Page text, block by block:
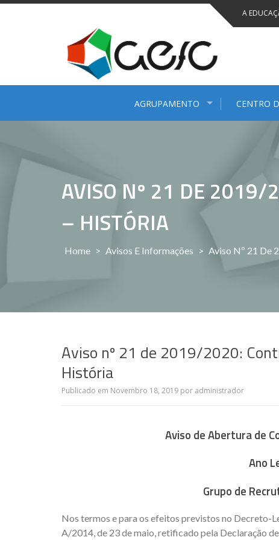
Saltar
A
AGRUPAMENTO CENTRO
AVISO Nº 21 DE 2019/
– HISTÓRIA
Home > Avisos E Informações > Aviso Nº 21 De
Aviso nº 21 de 2019/2020:
História
Publicado em Novembro 18, 2019 por administrador
Aviso de Abertura de
Ano
Grupo de
Nos termos e para os efeitos previstos no Decreto-
A/2014, de 23 de maio, retificado pela Declaração